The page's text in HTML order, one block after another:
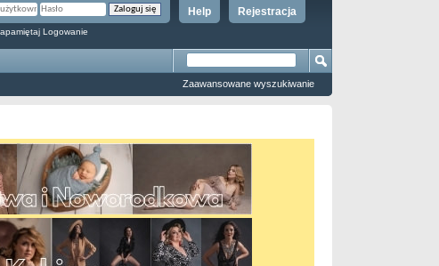
Rejestracja
Help
Logowanie
Zaawansowane wyszukiwanie